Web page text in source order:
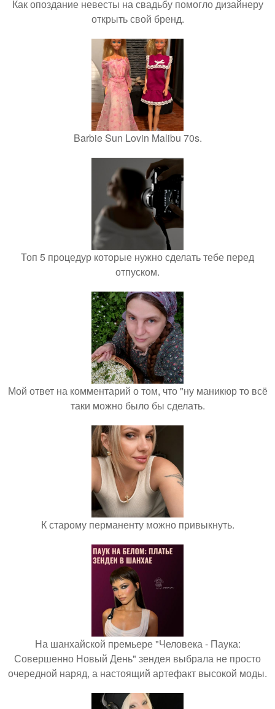
Как опоздание невесты на свадьбу помогло дизайнеру
открыть свой бренд.
Barbie Sun Lovin Malibu 70s.
Топ 5 процедур которые нужно сделать тебе перед
отпуском.
Мой ответ на комментарий о том, что "ну маникюр то всё
таки можно было бы сделать.
К старому перманенту можно привыкнуть.
На шанхайской премьере "Человека - Паука:
Совершенно Новый День" зендея выбрала не просто
очередной наряд, а настоящий артефакт высокой моды.